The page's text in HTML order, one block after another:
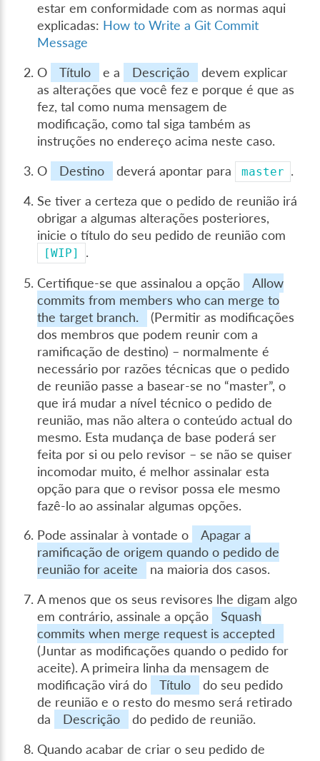
estar em conformidade com as normas aqui
explicadas: How to Write a Git Commit
Message
O
Título e a Descrição
devem explicar
as alterações que você fez e porque é que as
fez, tal como numa mensagem de
modificação, como tal siga também as
instruções no endereço acima neste caso.
O
Destino deverá apontar para master .
Se tiver a certeza que o pedido de reunião irá
obrigar a algumas alterações posteriores,
inicie o título do seu pedido de reunião com
[WIP] .
Certifique-se que assinalou a opção
Allow
commits from members who can merge to
the target branch.
(Permitir as modificações
dos membros que podem reunir com a
ramificação de destino) – normalmente é
necessário por razões técnicas que o pedido
de reunião passe a basear-se no “master”, o
que irá mudar a nível técnico o pedido de
reunião, mas não altera o conteúdo actual do
mesmo. Esta mudança de base poderá ser
feita por si ou pelo revisor – se não se quiser
incomodar muito, é melhor assinalar esta
opção para que o revisor possa ele mesmo
fazê-lo ao assinalar algumas opções.
Pode assinalar à vontade o
Apagar a
ramificação de origem quando o pedido de
reunião for aceite
na maioria dos casos.
A menos que os seus revisores lhe digam algo
em contrário, assinale a opção
Squash
commits when merge request is accepted
(Juntar as modificações quando o pedido for
aceite). A primeira linha da mensagem de
modificação virá do
Título
do seu pedido
de reunião e o resto do mesmo será retirado
da
Descrição
do pedido de reunião.
Quando acabar de criar o seu pedido de